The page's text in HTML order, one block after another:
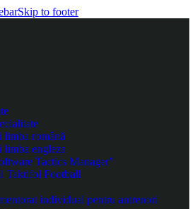
Skip to footer
limba română
limba engleza
Tactics Manager”
Taktifol Football
individual pentru antrenori